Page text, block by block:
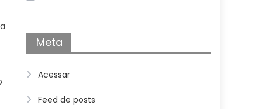
Meta
Acessar
Feed de posts